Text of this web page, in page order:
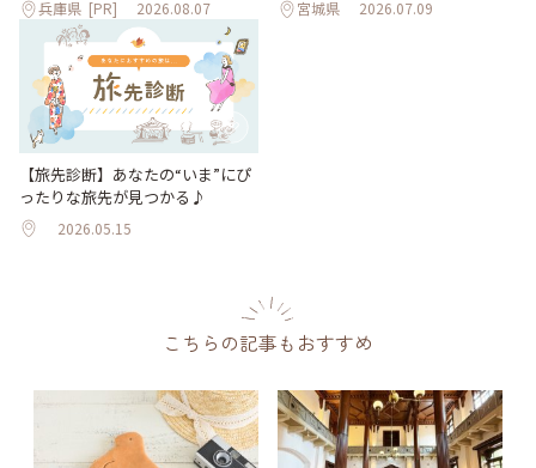
兵庫県 [PR] 2026.08.07 宮城県 2026.07.09
【旅先診断】あなたの“いま”にぴ
ったりな旅先が見つかる♪
2026.05.15
こちらの記事もおすすめ